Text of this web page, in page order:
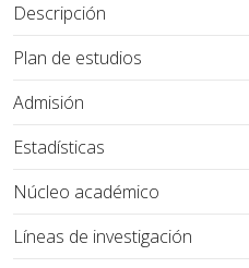
Descripción
Plan de estudios
Admisión
Estadísticas
Núcleo académico
Líneas de investigación